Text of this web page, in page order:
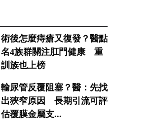
術後怎麼痔瘡又復發？醫點
名4族群關注肛門健康 重
訓族也上榜
輸尿管反覆阻塞？醫：先找
出狹窄原因 長期引流可評
估覆膜金屬支...